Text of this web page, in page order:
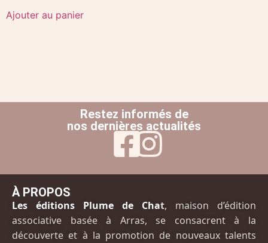
Ajouter au panier
Restez informés de
nos dernières actualités
À PROPOS
Les éditions Plume de Chat, maison d’édition
associative basée à Arras, se consacrent à la
découverte et à la promotion de nouveaux talents